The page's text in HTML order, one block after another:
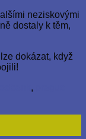
neziskovými
dostaly k těm,
dokázat, když
,